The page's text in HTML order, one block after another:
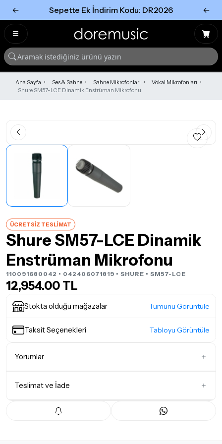
← Sepette Ek İndirim Kodu: DR2026 ←
Ana Sayfa Ses & Sahne Sahne Mikrofonları
Vokal Mikrofonları
Shure SM57-LCE Dinamik Enstrüman Mikrofonu
ÜCRETSİZ TESLİMAT
Shure SM57-LCE Dinamik
Enstrüman Mikrofonu
110091680042 • 042406071819 • SHURE • SM57-LCE
12,954.00 TL
Stokta olduğu mağazalar Tümünü Görüntüle
Taksit Seçenekleri Tabloyu Görüntüle
Yorumlar
Teslimat ve İade
Teslimat Koşulları
Tümünü Gör
Tümünü gör